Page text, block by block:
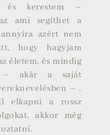
és kerestem –
ami segíthet a
azért nem
hogy hagyjam
életem, és mindig
– akár a saját
– ,
elkapni a rossz
akkor még